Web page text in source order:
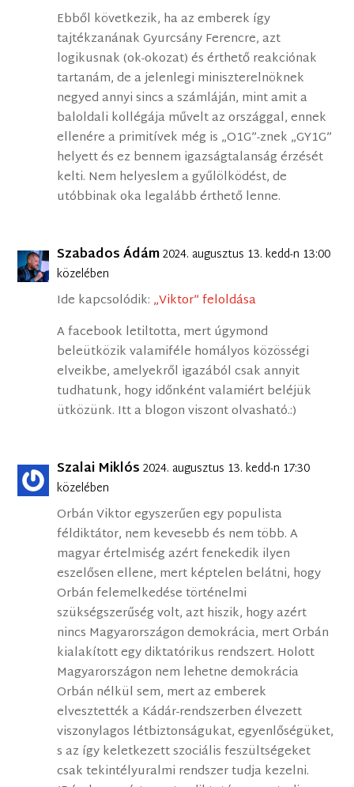
Ebből következik, ha az emberek így
tajtékzanának Gyurcsány Ferencre, azt
logikusnak (ok-okozat) és érthető reakciónak
tartanám, de a jelenlegi miniszterelnöknek
negyed annyi sincs a számláján, mint amit a
baloldali kollégája művelt az országgal, ennek
ellenére a primitívek még is „O1G”-znek „GY1G”
helyett és ez bennem igazságtalanság érzését
kelti. Nem helyeslem a gyűlölködést, de
utóbbinak oka legalább érthető lenne.
Szabados Ádám2024. augusztus 13. kedd-n 13:00
közelében
Ide kapcsolódik: „Viktor” feloldása
A facebook letiltotta, mert úgymond
beleütközik valamiféle homályos közösségi
elveikbe, amelyekről igazából csak annyit
tudhatunk, hogy időnként valamiért beléjük
ütközünk. Itt a blogon viszont olvasható.:)
Szalai Miklós 2024. augusztus 13. kedd-n 17:30
közelében
Orbán Viktor egyszerűen egy populista
féldiktátor, nem kevesebb és nem több. A
magyar értelmiség azért fenekedik ilyen
eszelősen ellene, mert képtelen belátni, hogy
Orbán felemelkedése történelmi
szükségszerűség volt, azt hiszik, hogy azért
nincs Magyarországon demokrácia, mert Orbán
kialakított egy diktatórikus rendszert. Holott
Magyarországon nem lehetne demokrácia
Orbán nélkül sem, mert az emberek
elvesztették a Kádár-rendszerben élvezett
viszonylagos létbiztonságukat, egyenlőségüket,
s az így keletkezett szociális feszültségeket
csak tekintélyuralmi rendszer tudja kezelni.